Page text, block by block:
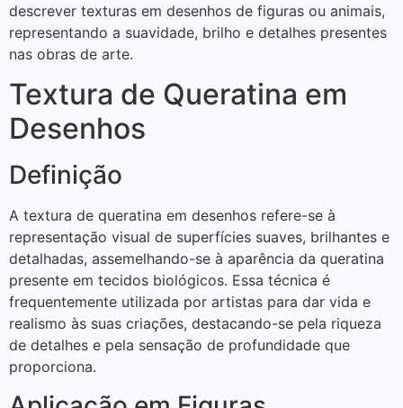
descrever texturas em desenhos de figuras ou animais,
representando a suavidade, brilho e detalhes presentes
nas obras de arte.
Textura de Queratina em
Desenhos
Definição
A textura de queratina em desenhos refere-se à
representação visual de superfícies suaves, brilhantes e
detalhadas, assemelhando-se à aparência da queratina
presente em tecidos biológicos. Essa técnica é
frequentemente utilizada por artistas para dar vida e
realismo às suas criações, destacando-se pela riqueza
de detalhes e pela sensação de profundidade que
proporciona.